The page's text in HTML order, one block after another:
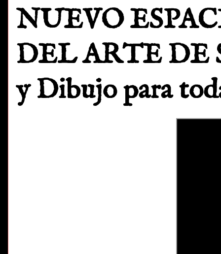
NUEVO
DEL ARTE DE
y Dibujo para